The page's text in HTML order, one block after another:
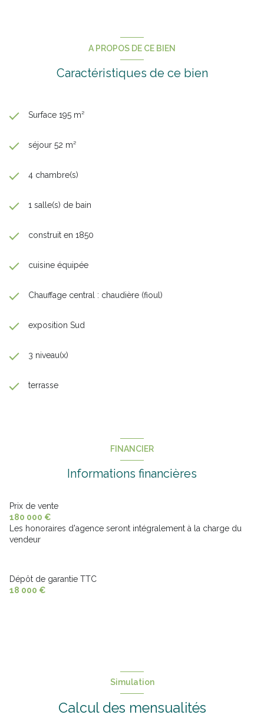
A PROPOS DE CE BIEN
Caractéristiques de ce bien
Surface 195 m²
séjour 52 m²
4 chambre(s)
1 salle(s) de bain
construit en 1850
cuisine équipée
Chauffage central : chaudière (fioul)
exposition Sud
3 niveau(x)
terrasse
FINANCIER
Informations financières
Prix de vente
180 000 €
Les honoraires d'agence seront intégralement à la charge du
vendeur
Dépôt de garantie TTC
18 000 €
Simulation
Calcul des mensualités